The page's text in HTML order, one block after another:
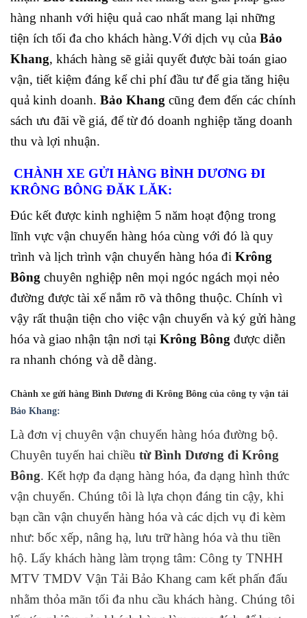
hàng nhanh với hiệu quả cao nhất mang lại những
tiện ích tối đa cho khách hàng.Với dịch vụ của Bảo
Khang, khách hàng sẽ giải quyết được bài toán giao
vận, tiết kiệm đáng kể chi phí đầu tư để gia tăng hiệu
quả kinh doanh. Bảo Khang cũng đem đến các chính
sách ưu đãi về giá, để từ đó doanh nghiệp tăng doanh
thu và lợi nhuận.
CHÀNH XE GỬI HÀNG BÌNH DƯƠNG ĐI
KRÔNG BÔNG ĐĂK LĂK:
Đúc kết được kinh nghiệm 5 năm hoạt động trong
lĩnh vực vận chuyển hàng hóa cùng với đó là quy
trình và lịch trình vận chuyển hàng hóa đi Krông
Bông chuyên nghiệp nên mọi ngóc ngách mọi nẻo
đường được tài xế nắm rõ và thông thuộc. Chính vì
vậy rất thuận tiện cho việc vận chuyển và ký gửi hàng
hóa và giao nhận tận nơi tại Krông Bông được diễn
ra nhanh chóng và dễ dàng.
Chành xe gửi hàng Bình Dương đi Krông Bông của công ty vận tải
Bảo Khang:
Là đơn vị chuyên vận chuyển hàng hóa đường bộ.
Chuyên tuyến hai chiều từ Bình Dương đi Krông
Bông. Kết hợp đa dạng hàng hóa, đa dạng hình thức
vận chuyển. Chúng tôi là lựa chọn đáng tin cậy, khi
bạn cần vận chuyển hàng hóa và các dịch vụ đi kèm
như: bốc xếp, nâng hạ, lưu trữ hàng hóa và thu tiền
hộ. Lấy khách hàng làm trọng tâm: Công ty TNHH
MTV TMDV Vận Tải Bảo Khang cam kết phấn đấu
nhằm thỏa mãn tối đa nhu cầu khách hàng. Chúng tôi